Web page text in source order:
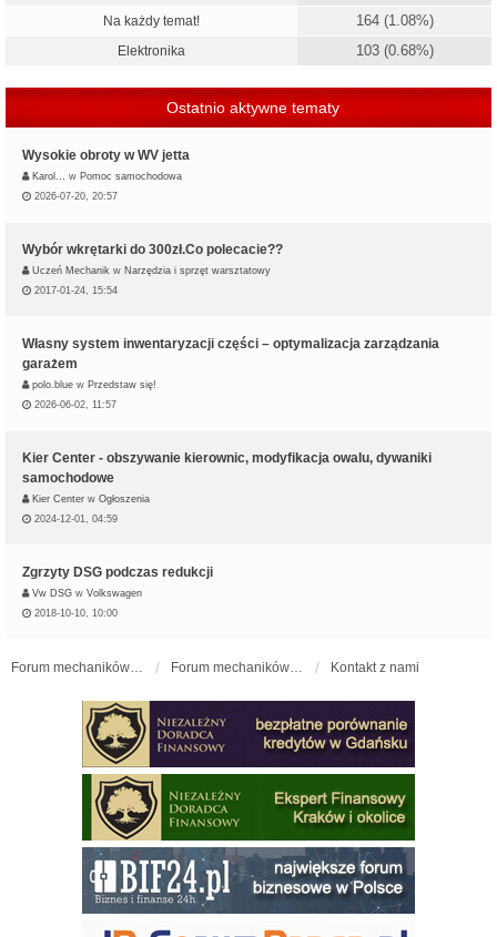
Na każdy temat! 164 (1.08%)
Elektronika 103 (0.68%)
Ostatnio aktywne tematy
Wysokie obroty w WV jetta
Karol… w Pomoc samochodowa
2026-07-20, 20:57
Wybór wkrętarki do 300zł.Co polecacie??
Uczeń Mechanik w Narzędzia i sprzęt warsztatowy
2017-01-24, 15:54
Własny system inwentaryzacji części – optymalizacja zarządzania
garażem
polo.blue w Przedstaw się!
2026-06-02, 11:57
Kier Center - obszywanie kierownic, modyfikacja owalu, dywaniki
samochodowe
Kier Center w Ogłoszenia
2024-12-01, 04:59
Zgrzyty DSG podczas redukcji
Vw DSG w Volkswagen
2018-10-10, 10:00
Kontakt z nami